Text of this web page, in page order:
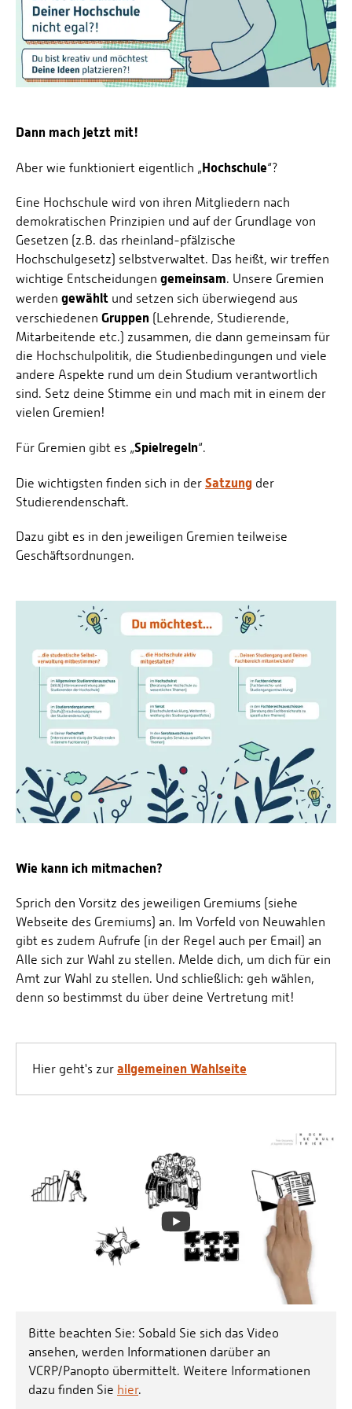
Personalvertretungen
Schwerbehindertenvertretungen
Informationssicherheit
Personalentwicklung
Dann mach jetzt mit!
Aber wie funktioniert eigentlich „Hochschule“?
Eine Hochschule wird von ihren Mitgliedern nach
demokratischen Prinzipien und auf der Grundlage von
Gesetzen (z.B. das rheinland-pfälzische
Hochschulgesetz) selbstverwaltet. Das heißt, wir treffen
wichtige Entscheidungen gemeinsam. Unsere Gremien
werden gewählt und setzen sich überwiegend aus
verschiedenen Gruppen (Lehrende, Studierende,
Mitarbeitende etc.) zusammen, die dann gemeinsam für
die Hochschulpolitik, die Studienbedingungen und viele
andere Aspekte rund um dein Studium verantwortlich
sind. Setz deine Stimme ein und mach mit in einem der
vielen Gremien!
Für Gremien gibt es „Spielregeln“.
Die wichtigsten finden sich in der Satzung der
Studierendenschaft.
Dazu gibt es in den jeweiligen Gremien teilweise
Geschäftsordnungen.
Wie kann ich mitmachen?
Sprich den Vorsitz des jeweiligen Gremiums (siehe
Webseite des Gremiums) an. Im Vorfeld von Neuwahlen
gibt es zudem Aufrufe (in der Regel auch per Email) an
Alle sich zur Wahl zu stellen. Melde dich, um dich für ein
Amt zur Wahl zu stellen. Und schließlich: geh wählen,
denn so bestimmst du über deine Vertretung mit!
Hier geht's zur allgemeinen Wahlseite
Bitte beachten Sie: Sobald Sie sich das Video
ansehen, werden Informationen darüber an
VCRP/Panopto übermittelt. Weitere Informationen
dazu finden Sie hier.